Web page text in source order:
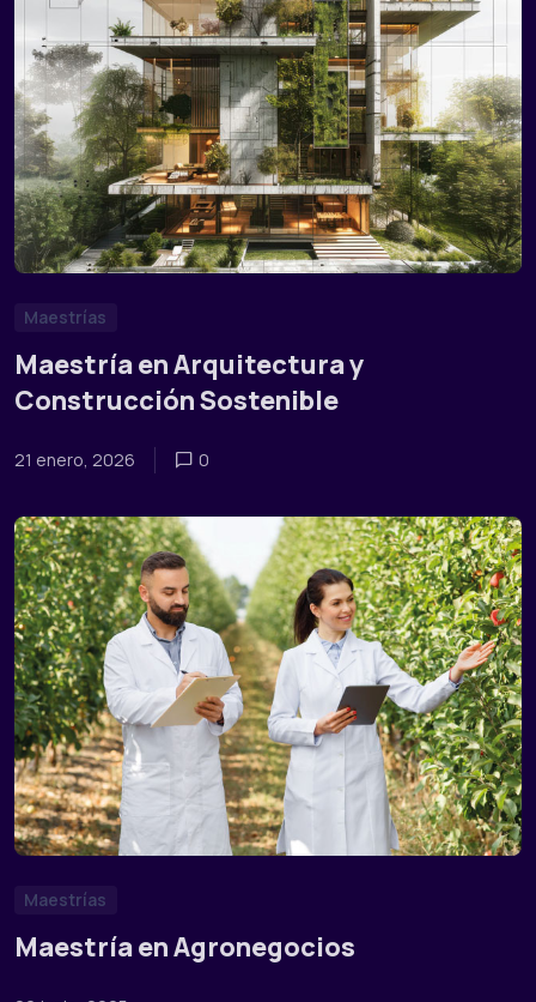
Maestrías
Maestría en Arquitectura y
Construcción Sostenible
21 enero, 2026 0
Maestrías
Maestría en Agronegocios